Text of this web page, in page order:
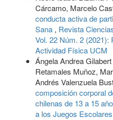
Cárcamo, Marcelo
conducta activa de
Sana , Revista
Vol. 22 Núm. 2
Actividad Física UCM
Ángela Andrea
Retamales Muñoz,
Andrés Valenzuela
composición corporal
chilenas de 13 a 15
a los Juegos